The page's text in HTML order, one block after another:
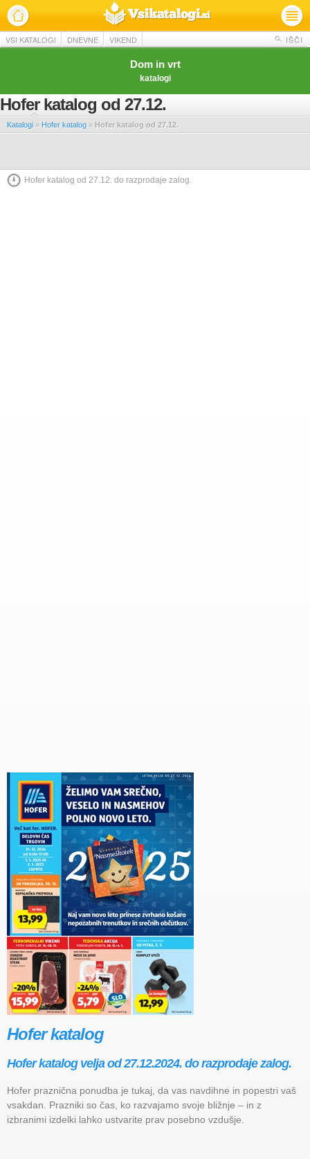
VSI KATALOGI DNEVNE VIKEND IŠČI
Dom in vrt
katalogi
Hofer katalog od 27.12.
Katalogi » Hofer katalog » Hofer katalog od 27.12.
Hofer katalog od 27.12. do razprodaje zalog.
Hofer katalog
Hofer katalog velja od 27.12.2024. do razprodaje zalog.
Hofer praznična ponudba je tukaj, da vas navdihne in popestri vaš
vsakdan. Prazniki so čas, ko razvajamo svoje bližnje – in z
izbranimi izdelki lahko ustvarite prav posebno vzdušje.